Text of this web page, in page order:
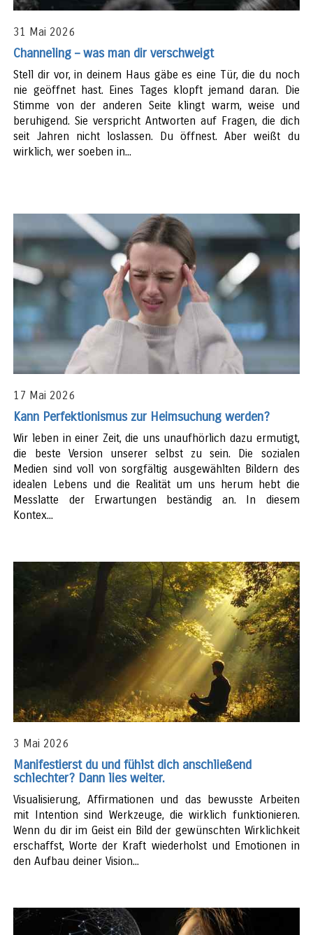
31 Mai 2026
Channeling – was man dir verschweigt
Stell dir vor, in deinem Haus gäbe es eine Tür, die du noch
nie geöffnet hast. Eines Tages klopft jemand daran. Die
Stimme von der anderen Seite klingt warm, weise und
beruhigend. Sie verspricht Antworten auf Fragen, die dich
seit Jahren nicht loslassen. Du öffnest. Aber weißt du
wirklich, wer soeben in...
17 Mai 2026
Kann Perfektionismus zur Heimsuchung werden?
Wir leben in einer Zeit, die uns unaufhörlich dazu ermutigt,
die beste Version unserer selbst zu sein. Die sozialen
Medien sind voll von sorgfältig ausgewählten Bildern des
idealen Lebens und die Realität um uns herum hebt die
Messlatte der Erwartungen beständig an. In diesem
Kontex...
3 Mai 2026
Manifestierst du und fühlst dich anschließend
schlechter? Dann lies weiter.
Visualisierung, Affirmationen und das bewusste Arbeiten
mit Intention sind Werkzeuge, die wirklich funktionieren.
Wenn du dir im Geist ein Bild der gewünschten Wirklichkeit
erschaffst, Worte der Kraft wiederholst und Emotionen in
den Aufbau deiner Vision...